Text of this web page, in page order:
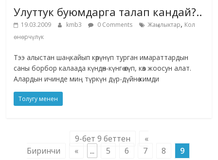
Улуттук буюмдарга талап кандай?..
19.03.2009 kmb3 0 Comments Жаңылыктар, Кол
өнөрчүлүк
Тээ алыстан шаңкайып көрүнүп турган имараттардын
саны борбор калаада күндөн-күнгө өсүп, көз жоосун алат.
Алардын ичинде миң түркүн дүр-дүйнө кимди
Толугу менен
9-бет 9 беттен
«
Биринчи
« ... 5 6 7 8 9